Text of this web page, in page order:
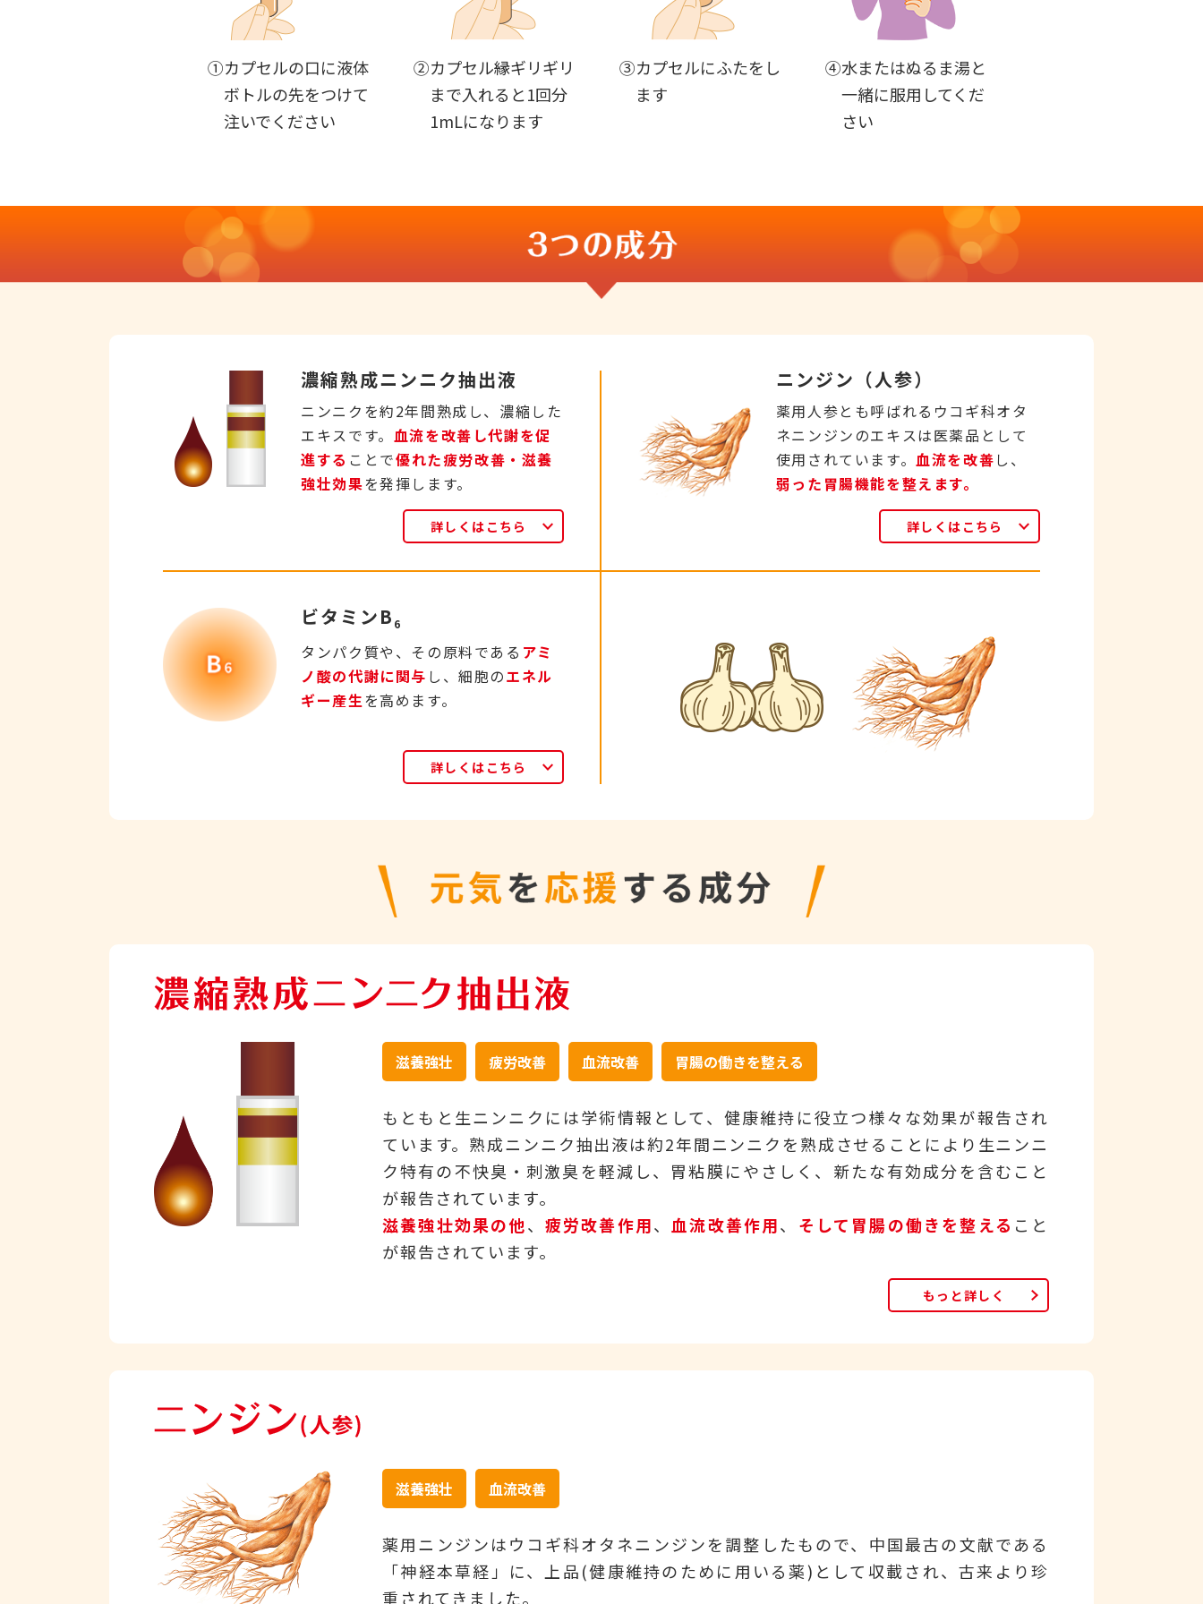
①カプセルの口に液体
ボトルの先をつけて
注いでください
②カプセル縁ギリギリ
まで入れると1回分
1mLになります
③カプセルにふたをし
ます
④水またはぬるま湯と
一緒に服用してくだ
さい
濃縮熟成ニンニク抽出液
ニンニクを約2年間熟成し、濃縮した
エキスです。 血流を改善し代謝を促
進する ことで優れた疲労改善・滋養
強壮効果を発揮します。
詳しくはこちら
ニンジン（人参）
薬⽤⼈参とも呼ばれるウコギ科オタ
ネニンジンのエキスは医薬品として
使⽤されています。血流を改善し、
弱った胃腸機能を整えます。
詳しくはこちら
ビタミンB 6
タンパク質や、その原料である アミ
ノ酸の代謝に関与 し、細胞のエネル
ギー産⽣を⾼めます。
詳しくはこちら
滋養強壮 疲労改善 血流改善 胃腸の働きを整える
もともと生ニンニクには学術情報として、健康維持に役立つ様々な効果が報告され
ています。熟成ニンニク抽出液は約2年間ニンニクを熟成させることにより生ニンニ
ク特有の不快臭・刺激臭を軽減し、胃粘膜にやさしく、新たな有効成分を含むこと
が報告されています。
滋養強壮効果の他、 疲労改善作用、血流改善作用、 そして胃腸の働きを整える こと
が報告されています。
もっと詳しく
滋養強壮 血流改善
薬用ニンジンはウコギ科オタネニンジンを調整したもので、中国最古の文献である
「神経本草経」に、上品(健康維持のために用いる薬)として収載され、古来より珍
重されてきました。